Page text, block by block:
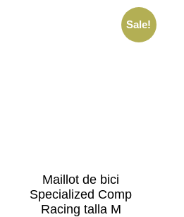
Sale!
Maillot de bici
Specialized Comp
Racing talla M